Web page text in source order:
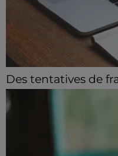
Des tentatives de
Des personnes
informations